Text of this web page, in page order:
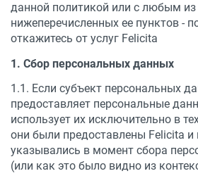
данной политикой или с любым из
нижеперечисленных ее пунктов -
откажитесь от услуг Felicita
1. Сбор персональных данных
1.1. Если субъект персональных
предоставляет персональные
использует их исключительно в
они были предоставлены Felicita и
указывались в момент сбора
(или как это было видно из